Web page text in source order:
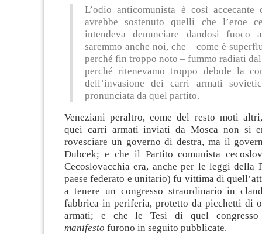
L’odio anticomunista è così
avrebbe sostenuto quelli che l’eroe
intendeva denunciare dandosi fuoco
saremmo anche noi, che – come è
perché fin troppo noto – fummo radiati
perché ritenevamo troppo debole la
dell’invasione dei carri armati
pronunciata da quel partito.
Veneziani peraltro, come del resto moti
quei carri armati inviati da Mosca non si
rovesciare un governo di destra, ma il
Dubcek; e che il Partito comunista
Cecoslovacchia era, anche per le leggi della
paese federato e unitario) fu vittima di
a tenere un congresso straordinario in
fabbrica in periferia, protetto da picchetti di
armati; e che le Tesi di quel
manifesto furono in seguito pubblicate.